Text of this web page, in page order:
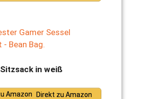
Sitzsack in weiß
Direkt zu Amazon